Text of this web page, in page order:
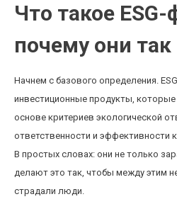
Что такое
почему они
Начнем с базового определения.
инвестиционные продукты,
основе критериев экологической
ответственности и эффективности
В простых словах: они не только
делают это так, чтобы между этим
страдали люди.